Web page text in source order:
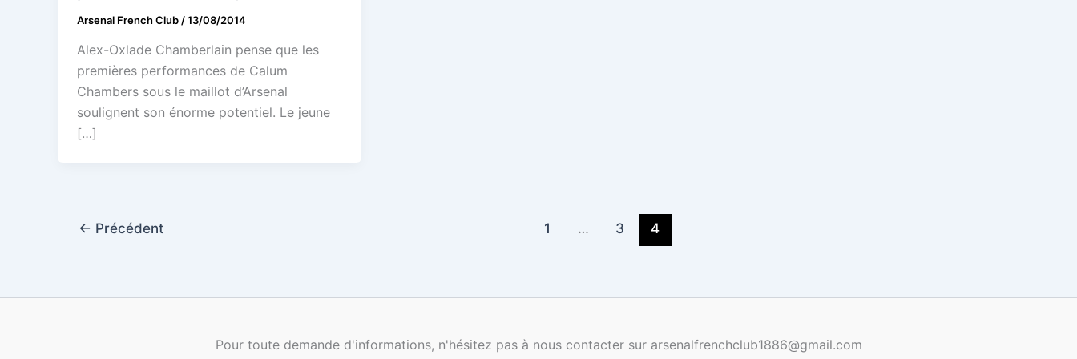
Arsenal French Club /13/08/2014
Alex-Oxlade Chamberlain pense que les
premières performances de Calum
Chambers sous le maillot d’Arsenal
soulignent son énorme potentiel. Le jeune
[…]
← Précédent 1 … 3 4
Pour toute demande d'informations, n'hésitez pas à nous contacter sur arsenalfrenchclub1886@gmail.com